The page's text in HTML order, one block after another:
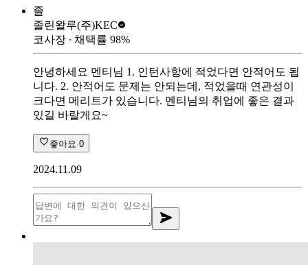
졸
졸린왈루(주)KEC
코사장 ∙ 채택률 98%
안녕하세요 멘티님 1. 인턴사항에 적었다면 안적어도 됩
니다. 2. 안적어도 문제는 안되는데, 적었을때 연관성이
크다면 메리트가 있습니다. 멘티님의 취업에 좋은 결과
있길 바랄게요~
좋아요 0
2024.11.09